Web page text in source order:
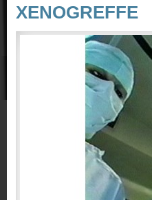
XENOGREFFE